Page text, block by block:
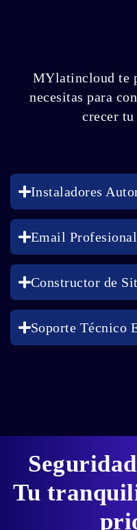
MYlatincloud te
necesitas para
crecer tu
Instaladores
Email
Constructor de
Soporte Técnico
Tu